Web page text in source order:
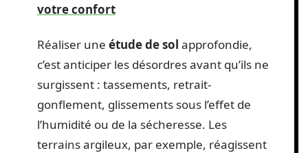
votre confort
Réaliser une étude de sol approfondie,
c’est anticiper les désordres avant qu’ils ne
surgissent : tassements, retrait-
gonflement, glissements sous l’effet de
l’humidité ou de la sécheresse. Les
terrains argileux, par exemple, réagissent